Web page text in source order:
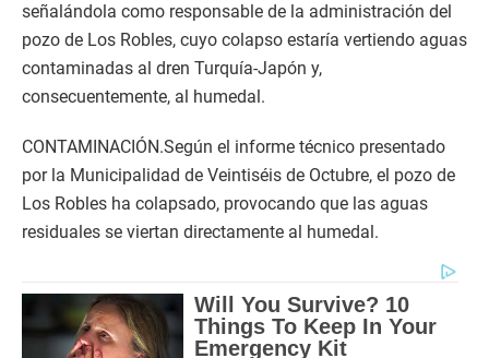
señalándola como responsable de la administración del
pozo de Los Robles, cuyo colapso estaría vertiendo aguas
contaminadas al dren Turquía-Japón y,
consecuentemente, al humedal.
CONTAMINACIÓN.Según el informe técnico presentado
por la Municipalidad de Veintiséis de Octubre, el pozo de
Los Robles ha colapsado, provocando que las aguas
residuales se viertan directamente al humedal.